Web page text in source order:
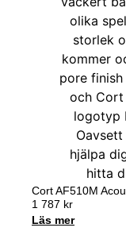
Cort AF510M
1 787 kr
Läs mer